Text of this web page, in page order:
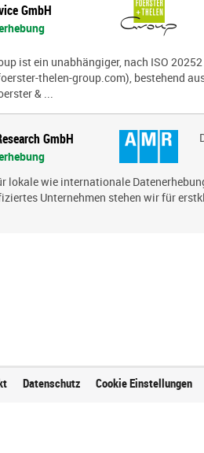
GmbH
ist ein unabhängiger, nach ISO
thelen-group.com), bestehend
& ...
GmbH
lokale wie internationale
Unternehmen stehen wir für
Datenschutz Cookie Einstellungen